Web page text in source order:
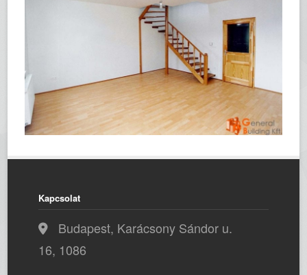
Kapcsolat
Budapest, Karácsony Sándor u.
16, 1086